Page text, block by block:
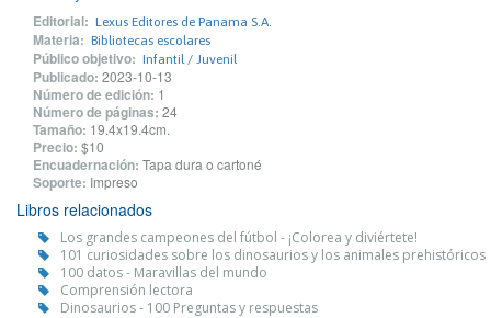
Editorial: Lexus Editores de Panama S.A.
Materia: Bibliotecas escolares
Público objetivo: Infantil / Juvenil
Publicado: 2023-10-13
Número de edición: 1
Número de páginas: 24
Tamaño: 19.4x19.4cm.
Precio: $10
Encuadernación: Tapa dura o cartoné
Soporte: Impreso
Libros relacionados
Los grandes campeones del fútbol - ¡Colorea y diviértete!
101 curiosidades sobre los dinosaurios y los animales prehistóricos
100 datos - Maravillas del mundo
Comprensión lectora
Dinosaurios - 100 Preguntas y respuestas